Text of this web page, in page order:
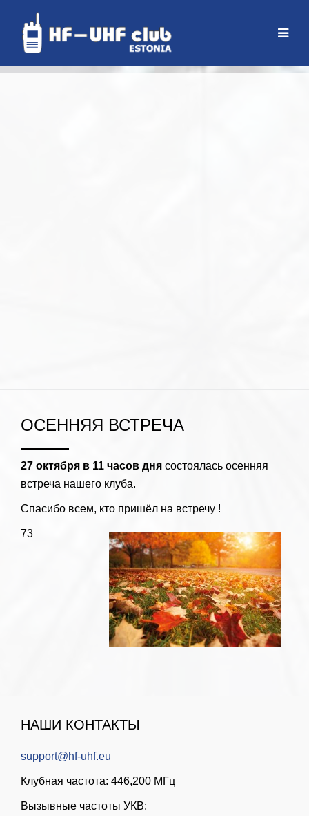
ОСЕННЯЯ ВСТРЕЧА
27 октября в 11 часов дня состоялась осенняя
встреча нашего клуба.
Спасибо всем, кто пришёл на встречу !
73
НАШИ КОНТАКТЫ
support@hf-uhf.eu
Клубная частота: 446,200 МГц
Вызывные частоты УКВ: